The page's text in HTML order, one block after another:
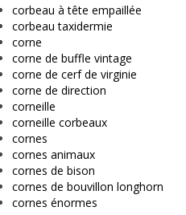
corbeau à tête empaillée
corbeau taxidermie
corne
corne de buffle vintage
corne de cerf de virginie
corne de direction
corneille
corneille corbeaux
cornes
cornes animaux
cornes de bison
cornes de bouvillon longhorn
cornes énormes